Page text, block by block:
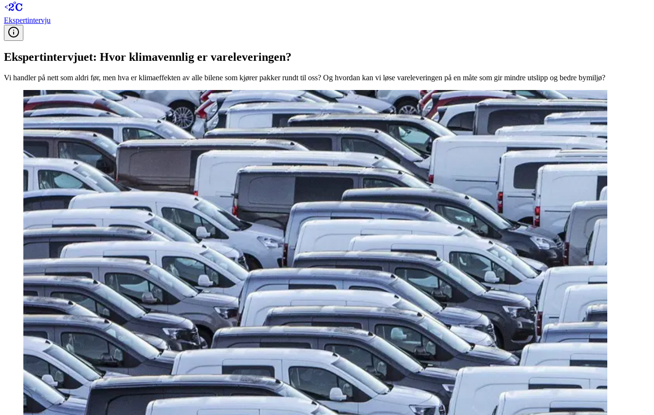
Ekspert­intervju
Ekspertintervjuet: Hvor klimavennlig er vareleveringen?
Vi handler på nett som aldri før, men hva er klimaeffekten av alle bilene som kjører pakker rundt til oss? Og hvordan kan vi løse vareleveringen på en måte som gir mindre utslipp og bedre bymiljø?